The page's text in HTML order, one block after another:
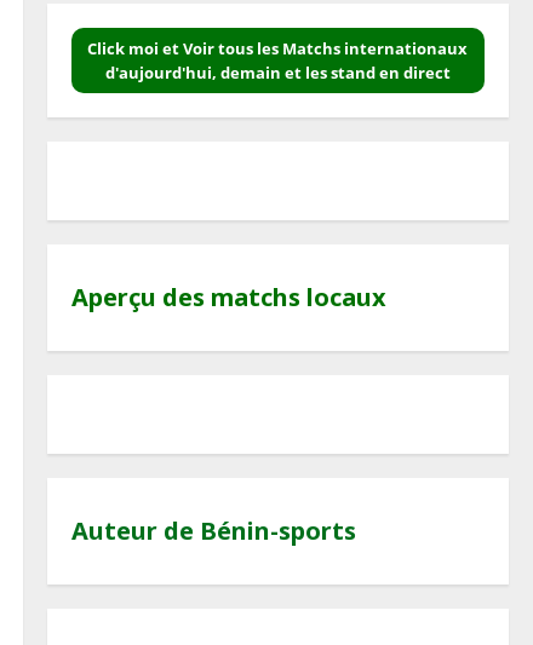
Click moi et Voir tous les Matchs internationaux
d'aujourd'hui, demain et les stand en direct
Aperçu des matchs locaux
Auteur de Bénin-sports